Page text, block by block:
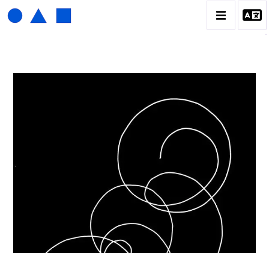
HENRI FOUCAULT
BIOGRAPHIE
CATALOGUE DES OEUVRES
01_SCULPTURE
02_PHOTOGRAPHIQUE
04_DESSINS
05_MONOTYPE